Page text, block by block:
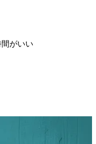
がいい